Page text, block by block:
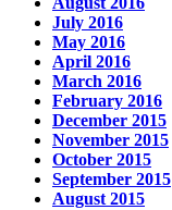
July 2016
May 2016
April 2016
March 2016
February 2016
December 2015
November 2015
October 2015
September 2015
August 2015